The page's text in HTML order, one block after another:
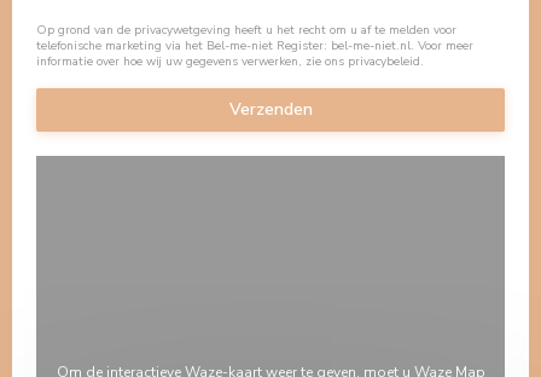
Op grond van de privacywetgeving heeft u het recht om u af te melden voor
telefonische marketing via het Bel-me-niet Register: bel-me-niet.nl. Voor meer
informatie over hoe wij uw gegevens verwerken, zie ons privacybeleid.
Om de interactieve Waze-kaart weer te geven, moet u Waze Map